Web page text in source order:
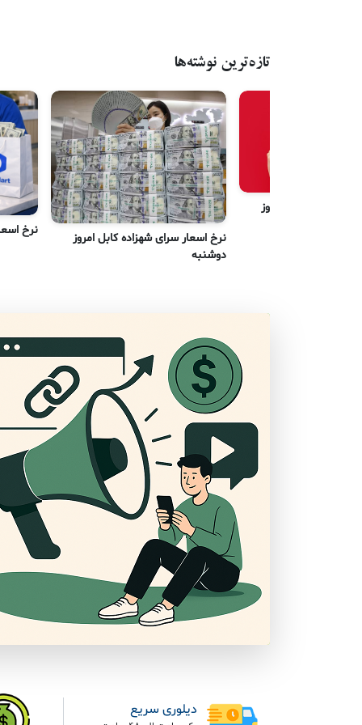
تازه‌ترین نوشته‌ها
نرخ
نرخ اسعار سرای شهزاده کابل امروز
دوشنبه
شهزاده کابل امروز
دیلوری سریع